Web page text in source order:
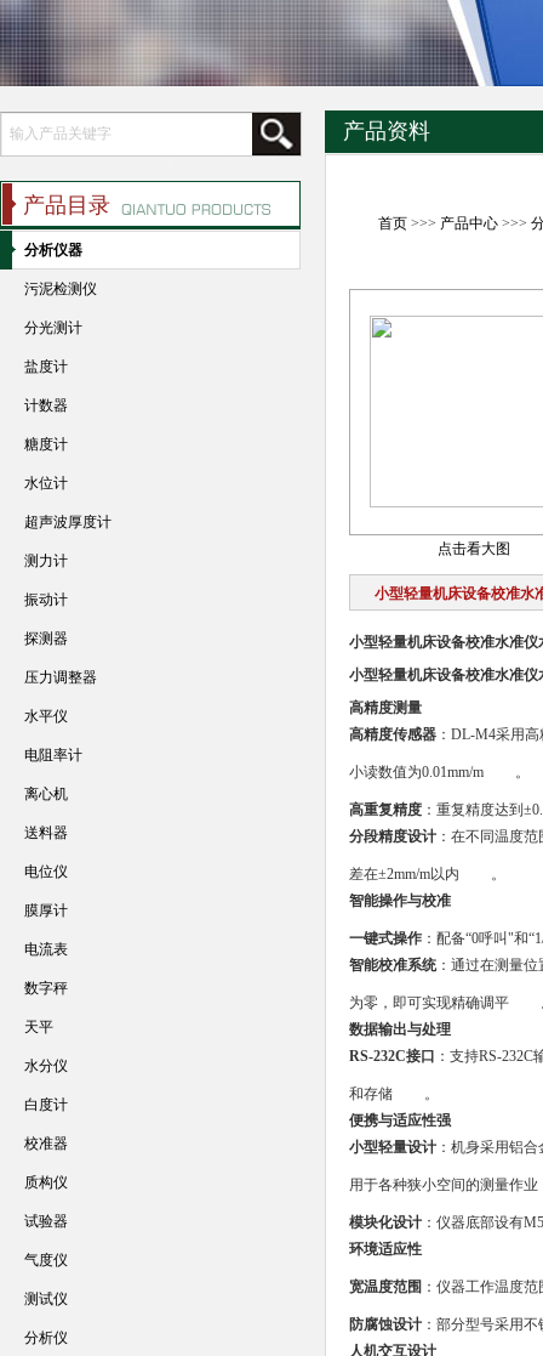
产品资料
首页>>> 产品中心>>>
点击看大图
小型轻量机床设备校准水
小型轻量机床设备校准水准仪
小型轻量机床设备校准水准仪
高精度测量
高精度传感器：DL-M4采用高
小读数值为0.01mm/m 。
高重复精度：重复精度达到
分段精度设计：在不同温度范
差在±2mm/m以内
。
智能操作与校准
一键式操作：配备“0呼叫"和
智能校准系统：通过在测量位
为零，即可实现精确调平
数据输出与处理
RS-232C接口 ：支持RS-
和存储
。
便携与适应性强
小型轻量设计：机身采用铝合
用于各种狭小空间的测量作业
模块化设计：仪器底部设有
环境适应性
宽温度范围 ：仪器工作温度
防腐蚀设计：部分型号采用不
人机交互设计
产品目录
分析仪器
污泥检测仪
分光测计
盐度计
计数器
糖度计
水位计
超声波厚度计
测力计
振动计
探测器
压力调整器
水平仪
电阻率计
离心机
送料器
电位仪
膜厚计
电流表
数字秤
天平
水分仪
白度计
校准器
质构仪
试验器
气度仪
测试仪
分析仪